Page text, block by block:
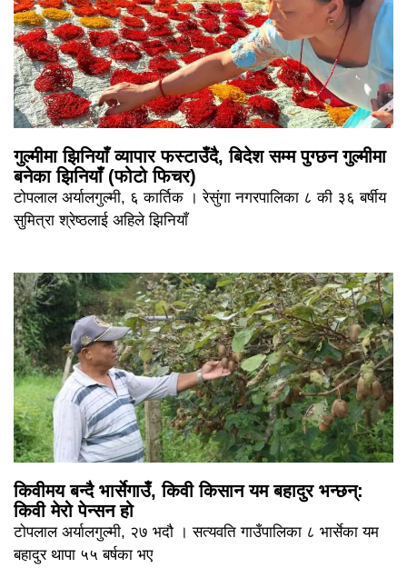
गुल्मीमा झिनियाँ व्यापार फस्टाउँदै, बिदेश सम्म पुग्छन गुल्मीमा
बनेका झिनियाँ (फोटो फिचर)
टोपलाल अर्यालगुल्मी, ६ कार्तिक । रेसुंगा नगरपालिका ८ की ३६ बर्षीय
सुमित्रा श्रेष्ठलाई अहिले झिनियाँ
किवीमय बन्दै भार्सेगाउँ, किवी किसान यम बहादुर भन्छन्:
किवी मेरो पेन्सन हो
टोपलाल अर्यालगुल्मी, २७ भदौ । सत्यवति गाउँपालिका ८ भार्सेका यम
बहादुर थापा ५५ बर्षका भए